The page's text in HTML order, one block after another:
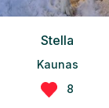
Stella
Kaunas
8